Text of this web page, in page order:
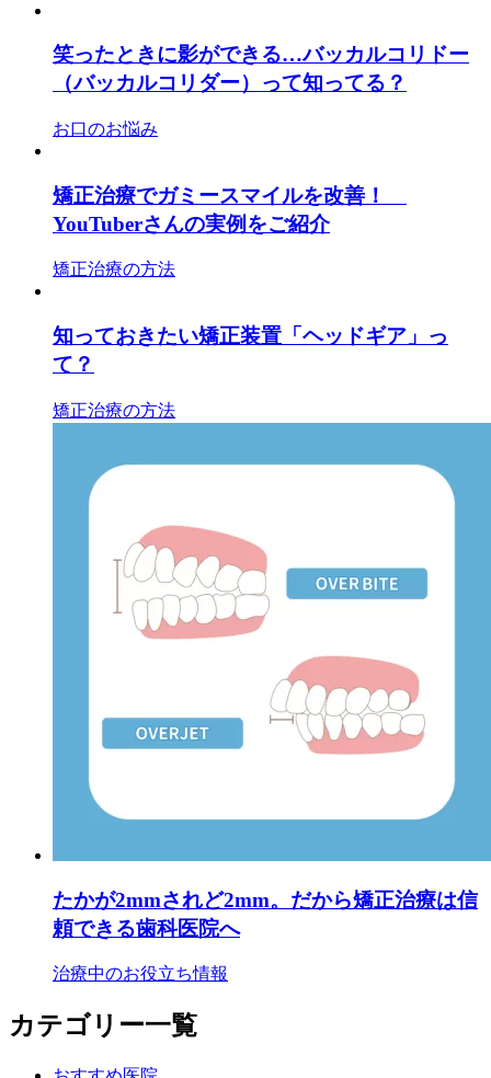
笑ったときに影ができる…バッカルコリドー
（バッカルコリダー）って知ってる？
お口のお悩み
矯正治療でガミースマイルを改善！
YouTuberさんの実例をご紹介
矯正治療の方法
知っておきたい矯正装置「ヘッドギア」っ
て？
矯正治療の方法
たかが2mmされど2mm。だから矯正治療は信
頼できる歯科医院へ
治療中のお役立ち情報
カテゴリー一覧